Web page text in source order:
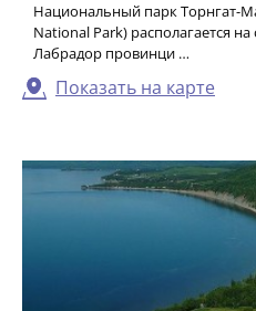
Национальный парк Торнгат-
National Park) располагается
Лабрадор провинци …
Показать на карте